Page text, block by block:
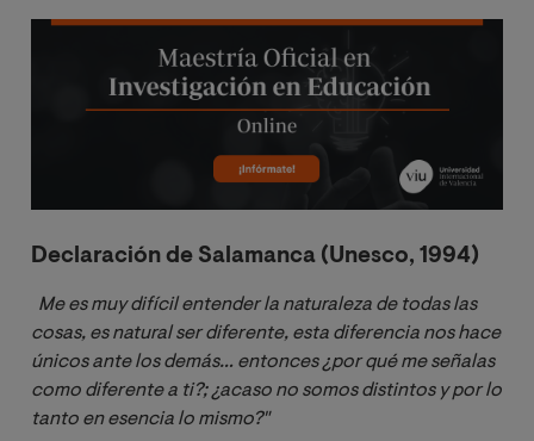
Declaración de Salamanca (Unesco, 1994)
Me es muy difícil entender la naturaleza de todas las
cosas, es natural ser diferente, esta diferencia nos hace
únicos ante los demás… entonces ¿por qué me señalas
como diferente a ti?; ¿acaso no somos distintos y por lo
tanto en esencia lo mismo?"